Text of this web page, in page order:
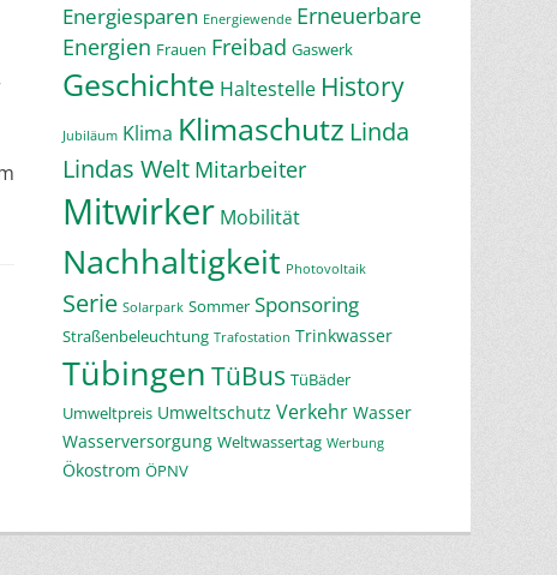
Energiesparen Energiewende Erneuerbare
Energien Frauen Freibad Gaswerk
Geschichte Haltestelle History
Jubiläum Klima Klimaschutz Linda
Lindas Welt Mitarbeiter
Mitwirker Mobilität
Nachhaltigkeit Photovoltaik
Serie Solarpark Sommer Sponsoring
Straßenbeleuchtung Trafostation Trinkwasser
Tübingen TüBus TüBäder
Umweltpreis Umweltschutz Verkehr Wasser
Wasserversorgung Weltwassertag Werbung
Ökostrom ÖPNV